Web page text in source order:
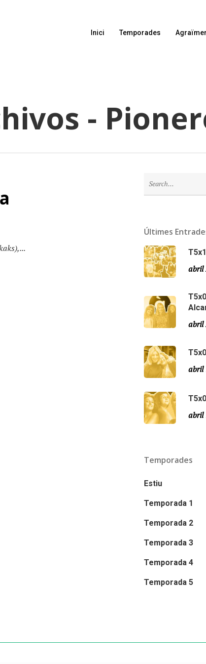
Inici Temporades
-
Últimes
abril
abril
abril
abril
Temporades
Estiu
Temporada 1
Temporada 2
Temporada 3
Temporada 4
Temporada 5